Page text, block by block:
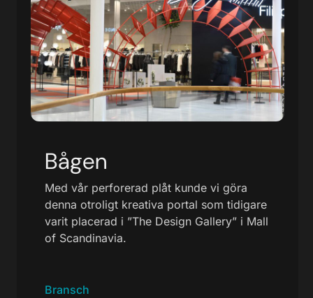
Bågen
Med vår perforerad plåt kunde vi göra
denna otroligt kreativa portal som tidigare
varit placerad i ”The Design Gallery” i Mall
of Scandinavia.
Bransch